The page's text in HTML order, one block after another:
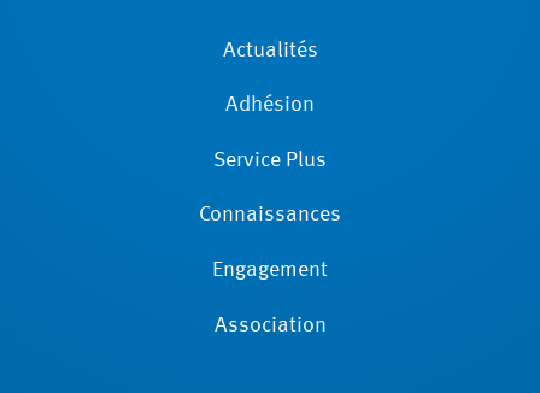
Actualités
Adhésion
Service Plus
Connaissances
Engagement
Association